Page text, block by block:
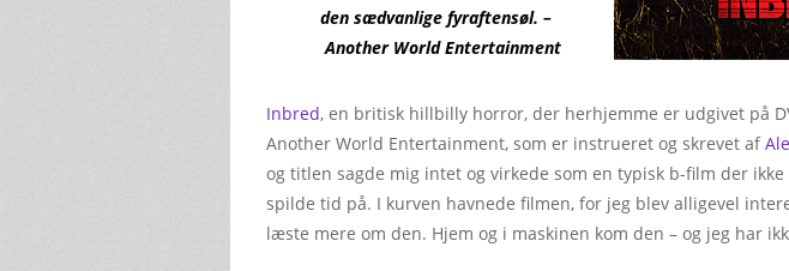
den sædvanlige fyraftensøl. –
Another World Entertainment
Inbred, en britisk hillbilly horror, der herhjemme er udgivet på
Another World Entertainment, som er instrueret og skrevet af
og titlen sagde mig intet og virkede som en typisk b-film der
spilde tid på. I kurven havnede filmen, for jeg blev alligevel
læste mere om den. Hjem og i maskinen kom den – og jeg har